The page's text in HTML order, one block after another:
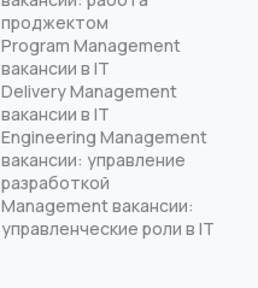
проджектом
Program Management
вакансии в IT
Delivery Management
вакансии в IT
Engineering Management
вакансии: управление
разработкой
Management вакансии:
управленческие роли в IT